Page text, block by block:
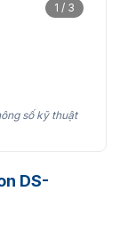
1 / 3
số kỹ thuật
DS-